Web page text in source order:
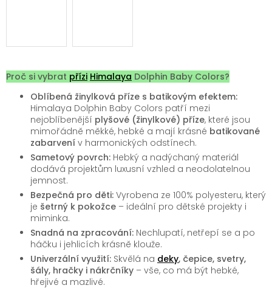
Proč si vybrat přízi Himalaya Dolphin Baby Colors?
Oblíbená žinylková příze s batikovým efektem:
Himalaya Dolphin Baby Colors patří mezi
nejoblíbenější plyšové (žinylkové) příze, které jsou
mimořádně měkké, hebké a mají krásné batikované
zabarvení v harmonických odstínech.
Sametový povrch: Hebký a nadýchaný materiál
dodává projektům luxusní vzhled a neodolatelnou
jemnost.
Bezpečná pro děti: Vyrobena ze 100% polyesteru, který
je šetrný k pokožce – ideální pro dětské projekty i
miminka.
Snadná na zpracování: Nechlupatí, netřepí se a po
háčku i jehlicích krásně klouže.
Univerzální využití: Skvělá na deky, čepice, svetry,
šály, hračky i nákrčníky – vše, co má být hebké,
hřejivé a mazlivé.